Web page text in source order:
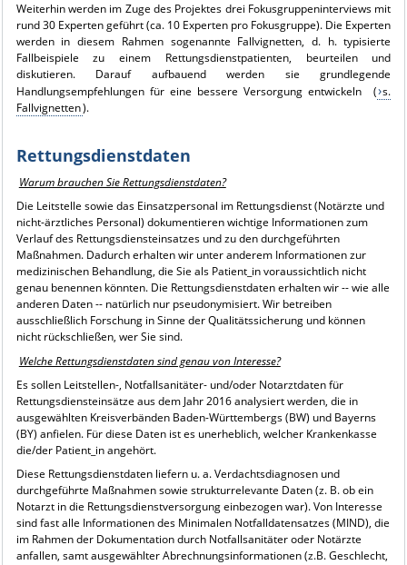
Weiterhin werden im Zuge des Projektes drei Fokusgruppeninterviews mit
rund 30 Experten geführt (ca. 10 Experten pro Fokusgruppe). Die Experten
werden in diesem Rahmen sogenannte Fallvignetten, d. h. typisierte
Fallbeispiele zu einem Rettungsdienstpatienten, beurteilen und
diskutieren. Darauf aufbauend werden sie grundlegende
Handlungsempfehlungen für eine bessere Versorgung entwickeln ( s.
Fallvignetten).
Rettungsdienstdaten
Warum brauchen Sie Rettungsdienstdaten?
Die Leitstelle sowie das Einsatzpersonal im Rettungsdienst (Notärzte und
nicht-ärztliches Personal) dokumentieren wichtige Informationen zum
Verlauf des Rettungsdiensteinsatzes und zu den durchgeführten
Maßnahmen. Dadurch erhalten wir unter anderem Informationen zur
medizinischen Behandlung, die Sie als Patient_in voraussichtlich nicht
genau benennen könnten. Die Rettungsdienstdaten erhalten wir -- wie alle
anderen Daten -- natürlich nur pseudonymisiert. Wir betreiben
ausschließlich Forschung in Sinne der Qualitätssicherung und können
nicht rückschließen, wer Sie sind.
Welche Rettungsdienstdaten sind genau von Interesse?
Es sollen Leitstellen-, Notfallsanitäter- und/oder Notarztdaten für
Rettungsdiensteinsätze aus dem Jahr 2016 analysiert werden, die in
ausgewählten Kreisverbänden Baden-Württembergs (BW) und Bayerns
(BY) anfielen. Für diese Daten ist es unerheblich, welcher Krankenkasse
die/der Patient_in angehört.
Diese Rettungsdienstdaten liefern u. a. Verdachtsdiagnosen und
durchgeführte Maßnahmen sowie strukturrelevante Daten (z. B. ob ein
Notarzt in die Rettungsdienstversorgung einbezogen war). Von Interesse
sind fast alle Informationen des Minimalen Notfalldatensatzes (MIND), die
im Rahmen der Dokumentation durch Notfallsanitäter oder Notärzte
anfallen, samt ausgewählter Abrechnungsinformationen (z.B. Geschlecht,